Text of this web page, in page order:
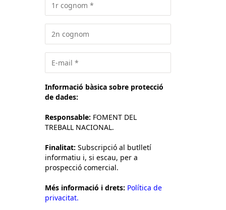
Informació bàsica sobre protecció
de dades:
Responsable: FOMENT DEL
TREBALL NACIONAL.
Finalitat: Subscripció al butlletí
informatiu i, si escau, per a
prospecció comercial.
Més informació i drets: Política de
privacitat.